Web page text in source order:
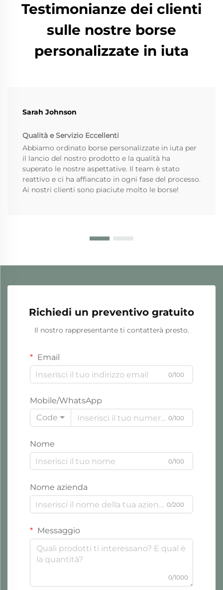
Testimonianze dei clienti
sulle nostre borse
personalizzate in iuta
Sarah Johnson
Qualità e Servizio Eccellenti
Abbiamo ordinato borse personalizzate in iuta per
il lancio del nostro prodotto e la qualità ha
superato le nostre aspettative. Il team è stato
reattivo e ci ha affiancato in ogni fase del processo.
Ai nostri clienti sono piaciute molto le borse!
Richiedi un preventivo gratuito
Il nostro rappresentante ti contatterà presto.
Email
0/100
Mobile/WhatsApp
Code
0/100
Nome
0/100
Nome azienda
0/200
Messaggio
0/1000